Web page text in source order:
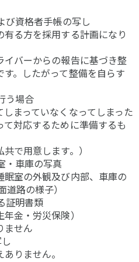
資格者手帳の写し
る方を採用する計画になり
イバーからの報告に基づき整
。したがって整備を自らす
う場合
まっていなくなってしまった
対応するために準備するも
で用意します。）
車庫の写真
室の外観及び内部、車庫の
路の様子）
証明書類
金・労災保険）
ません
りません。